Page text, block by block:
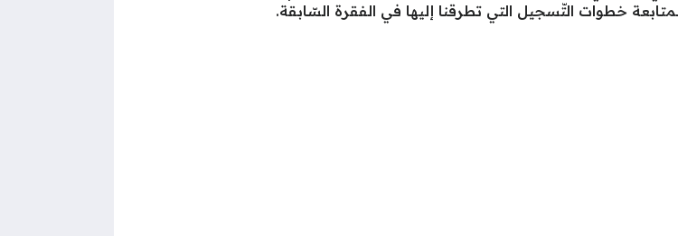
خطوات التّسجيل التي تطرقنا إليها في الفقرة السّابقة.